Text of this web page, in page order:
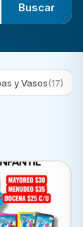
Buscar
y Vasos(17)